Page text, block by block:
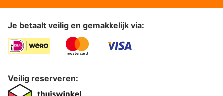
Je betaalt veilig en gemakkelijk via:
Veilig reserveren: